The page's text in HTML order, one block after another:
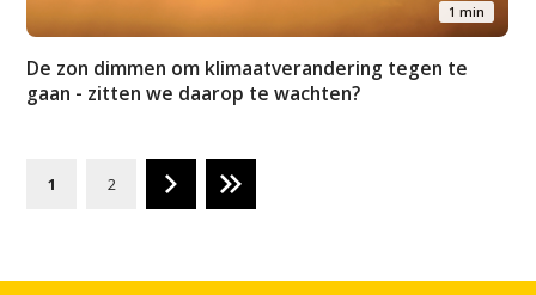
1 min
De zon dimmen om klimaatverandering tegen te
gaan - zitten we daarop te wachten?
1 2